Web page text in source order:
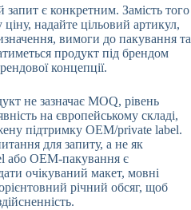
є конкретним. Замість того
надайте цільовий артикул,
вимоги до пакування та
продукт під брендом
концепції.
не зазначає MOQ, рівень
на європейському складі,
підтримку OEM/private label.
для запиту, а не як
OEM-пакування є
очікуваний макет, мовні
річний обсяг, щоб